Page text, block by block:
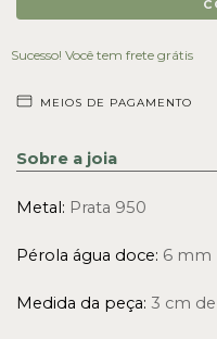
Sucesso! Você tem frete grátis
MEIOS DE PAGAMENTO
Sobre a joia
Metal: Prata 950
Pérola água doce: 6 mm
Medida da peça: 3 cm